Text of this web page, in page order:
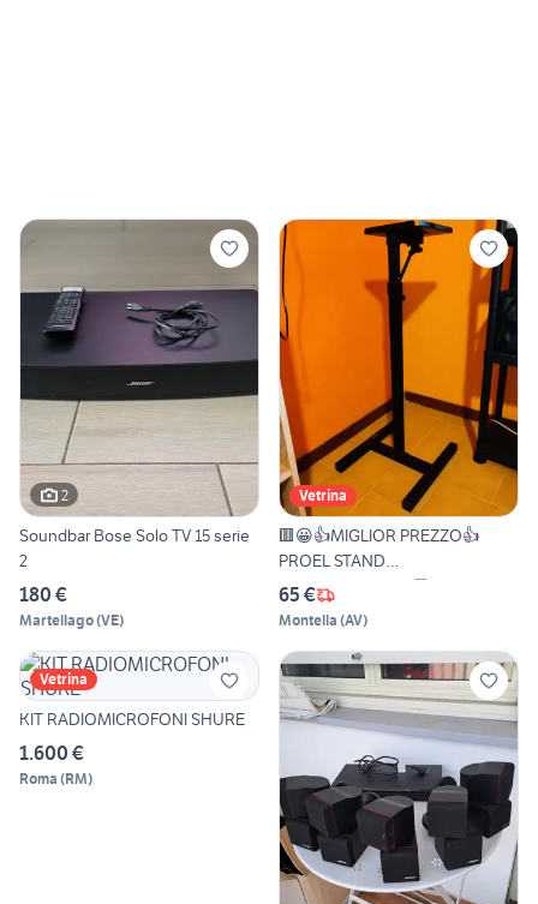
2
Soundbar Bose Solo TV 15 serie
2
180 €
Martellago(VE)
Vetrina
🟥😀👍MIGLIOR PREZZO👍
PROEL STAND
REGOLABILI+SPD🚚
65 €
Montella (AV)
Vetrina
KIT RADIOMICROFONI SHURE
1.600 €
Roma (RM)